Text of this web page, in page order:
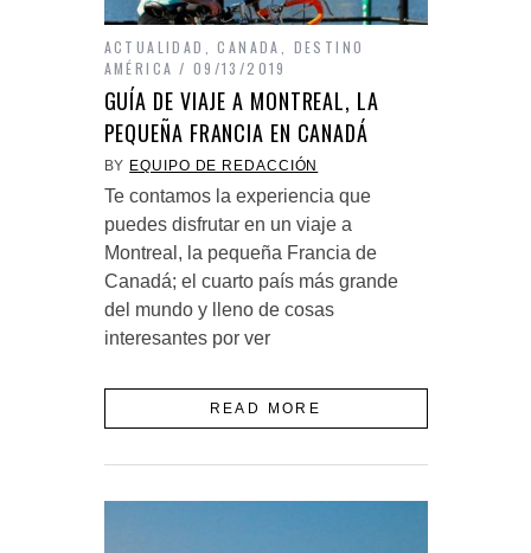
ACTUALIDAD ,CANADA
DESTINO
AMÉRICA
09/13/2019
GUÍA DE VIAJE A MONTREAL, LA
PEQUEÑA FRANCIA EN CANADÁ
BY EQUIPO DE REDACCIÓN
Te contamos la experiencia que
puedes disfrutar en un viaje a
Montreal, la pequeña Francia de
Canadá; el cuarto país más grande
del mundo y lleno de cosas
interesantes por ver
READ MORE